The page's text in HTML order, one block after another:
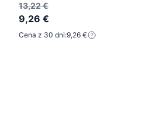
13,22 €
9,26 €
Cena z 30 dni:9,26 €